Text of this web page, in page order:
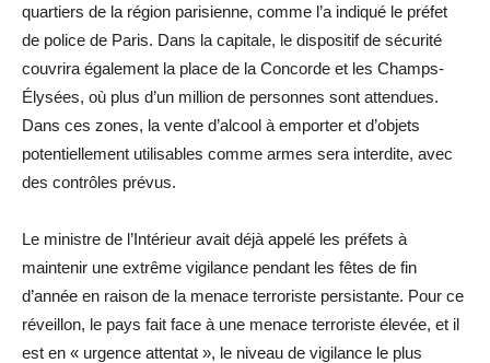
quartiers de la région parisienne, comme l’a indiqué le préfet
de police de Paris. Dans la capitale, le dispositif de sécurité
couvrira également la place de la Concorde et les Champs-
Élysées, où plus d’un million de personnes sont attendues.
Dans ces zones, la vente d’alcool à emporter et d’objets
potentiellement utilisables comme armes sera interdite, avec
des contrôles prévus.
Le ministre de l’Intérieur avait déjà appelé les préfets à
maintenir une extrême vigilance pendant les fêtes de fin
d’année en raison de la menace terroriste persistante. Pour ce
réveillon, le pays fait face à une menace terroriste élevée, et il
est en « urgence attentat », le niveau de vigilance le plus